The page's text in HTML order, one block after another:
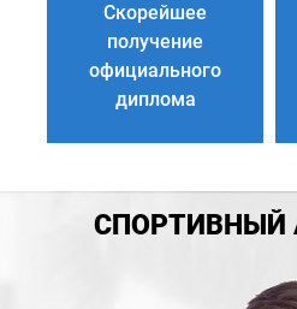
Скорейшее
получение
официального
диплома
СПОРТИВНЫЙ